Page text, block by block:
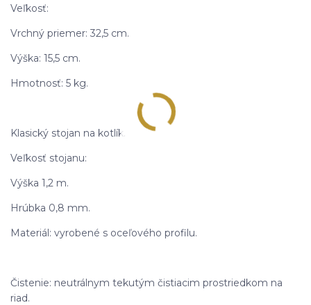
Veľkosť:
Vrchný priemer: 32,5 cm.
Výška: 15,5 cm.
Hmotnosť: 5 kg.
Klasický stojan na kotlík.
Veľkosť stojanu:
Výška 1,2 m.
Hrúbka 0,8 mm.
Materiál: vyrobené s oceľového profilu.
Čistenie: neutrálnym tekutým čistiacim prostriedkom na
riad.